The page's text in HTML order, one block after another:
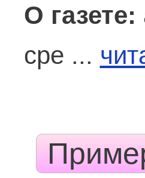
О газете:
сре ...